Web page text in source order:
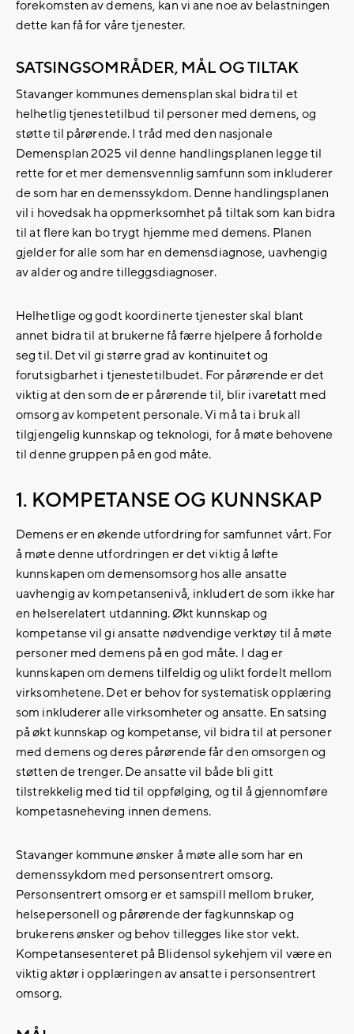
forekomsten av demens, kan vi ane noe av belastningen
dette kan få for våre tjenester.
SATSINGSOMRÅDER, MÅL OG TILTAK
Stavanger kommunes demensplan skal bidra til et
helhetlig tjenestetilbud til personer med demens, og
støtte til pårørende. I tråd med den nasjonale
Demensplan 2025 vil denne handlingsplanen legge til
rette for et mer demensvennlig samfunn som inkluderer
de som har en demenssykdom. Denne handlingsplanen
vil i hovedsak ha oppmerksomhet på tiltak som kan bidra
til at flere kan bo trygt hjemme med demens. Planen
gjelder for alle som har en demensdiagnose, uavhengig
av alder og andre tilleggsdiagnoser.
Helhetlige og godt koordinerte tjenester skal blant
annet bidra til at brukerne få færre hjelpere å forholde
seg til. Det vil gi større grad av kontinuitet og
forutsigbarhet i tjenestetilbudet. For pårørende er det
viktig at den som de er pårørende til, blir ivaretatt med
omsorg av kompetent personale. Vi må ta i bruk all
tilgjengelig kunnskap og teknologi, for å møte behovene
til denne gruppen på en god måte.
1. KOMPETANSE OG KUNNSKAP
Demens er en økende utfordring for samfunnet vårt. For
å møte denne utfordringen er det viktig å løfte
kunnskapen om demensomsorg hos alle ansatte
uavhengig av kompetansenivå, inkludert de som ikke har
en helserelatert utdanning. Økt kunnskap og
kompetanse vil gi ansatte nødvendige verktøy til å møte
personer med demens på en god måte. I dag er
kunnskapen om demens tilfeldig og ulikt fordelt mellom
virksomhetene. Det er behov for systematisk opplæring
som inkluderer alle virksomheter og ansatte. En satsing
på økt kunnskap og kompetanse, vil bidra til at personer
med demens og deres pårørende får den omsorgen og
støtten de trenger. De ansatte vil både bli gitt
tilstrekkelig med tid til oppfølging, og til å gjennomføre
kompetasneheving innen demens.
Stavanger kommune ønsker å møte alle som har en
demenssykdom med personsentrert omsorg.
Personsentrert omsorg er et samspill mellom bruker,
helsepersonell og pårørende der fagkunnskap og
brukerens ønsker og behov tillegges like stor vekt.
Kompetansesenteret på Blidensol sykehjem vil være en
viktig aktør i opplæringen av ansatte i personsentrert
omsorg.